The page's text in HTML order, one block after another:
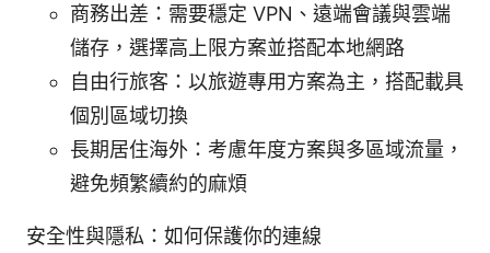
商務出差：需要穩定 VPN、遠端會議與雲端
儲存，選擇高上限方案並搭配本地網路
自由行旅客：以旅遊專用方案為主，搭配載具
個別區域切換
長期居住海外：考慮年度方案與多區域流量，
避免頻繁續約的麻煩
安全性與隱私：如何保護你的連線